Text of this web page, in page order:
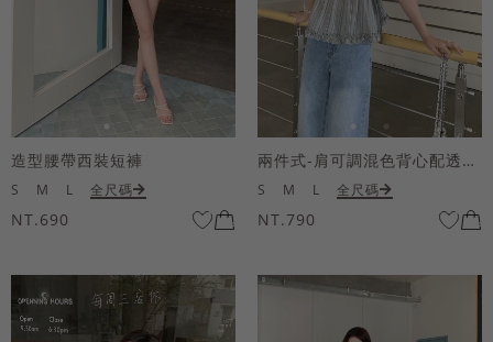
造型腰帶西裝短褲
S M L 全尺碼
NT.690
兩件式-肩可調混色背心配透膚短袖上衣
S M L 全尺碼
NT.790